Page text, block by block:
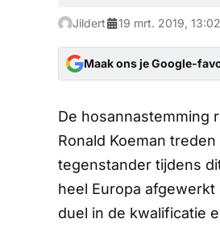
Jildert 19 mrt. 2019, 13:02
Maak ons je Google-
De hosannastemming
Ronald Koeman
tegenstander tijdens
heel Europa
duel in de kwalificatie